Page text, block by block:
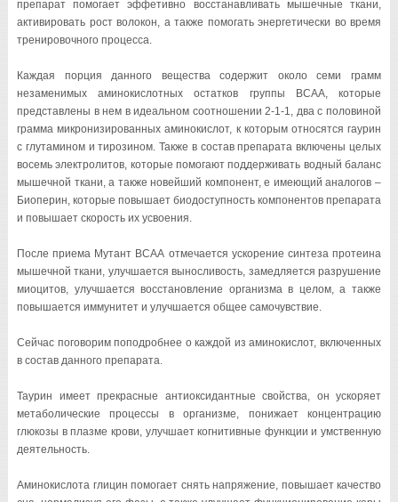
препарат помогает эффетивно восстанавливать мышечные ткани,
активировать рост волокон, а также помогать энергетически во время
тренировочного процесса.
Каждая порция данного вещества содержит около семи грамм
незаменимых аминокислотных остатков группы ВСАА, которые
представлены в нем в идеальном соотношении 2-1-1, два с половиной
грамма микронизированных аминокислот, к которым относятся гаурин
с глутамином и тирозином. Также в состав препарата включены целых
восемь электролитов, которые помогают поддерживать водный баланс
мышечной ткани, а также новейший компонент, е имеющий аналогов –
Биоперин, которые повышает биодоступность компонентов препарата
и повышает скорость их усвоения.
После приема Мутант ВСАА отмечается ускорение синтеза протеина
мышечной ткани, улучшается выносливость, замедляется разрушение
миоцитов, улучшается восстановление организма в целом, а также
повышается иммунитет и улучшается общее самочувствие.
Сейчас поговорим поподробнее о каждой из аминокислот, включенных
в состав данного препарата.
Таурин имеет прекрасные антиоксидантные свойства, он ускоряет
метаболические процессы в организме, понижает концентрацию
глюкозы в плазме крови, улучшает когнитивные функции и умственную
деятельность.
Аминокислота глицин помогает снять напряжение, повышает качество